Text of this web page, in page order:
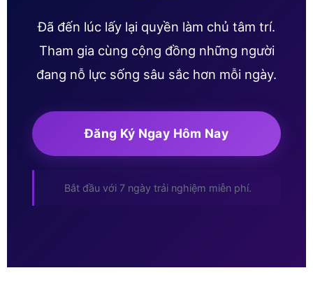
Đã đến lúc lấy lại quyền làm chủ tâm trí.
Tham gia cùng cộng đồng những người
đang nỗ lực sống sâu sắc hơn mỗi ngày.
Đăng Ký Ngay Hôm Nay
Bắt đầu với 7 ngày trải nghiệm miễn phí.